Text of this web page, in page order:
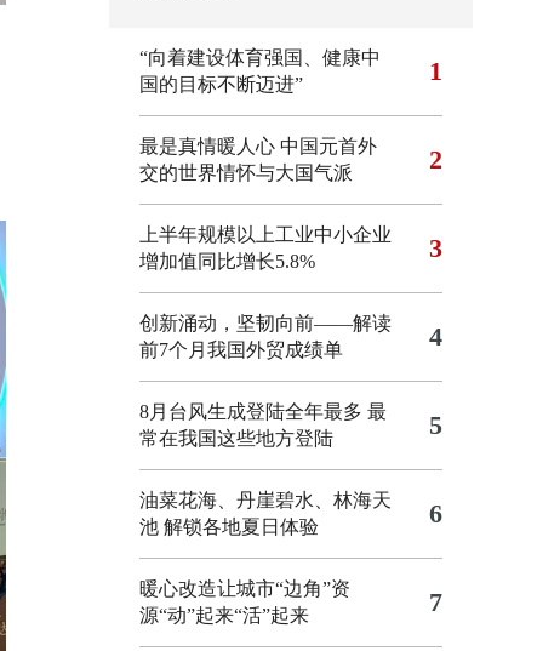
“向着建设体育强国、健康中
国的目标不断迈进”
1
最是真情暖人心 中国元首外
交的世界情怀与大国气派
2
上半年规模以上工业中小企业
增加值同比增长5.8%
3
创新涌动，坚韧向前——解读
前7个月我国外贸成绩单
4
8月台风生成登陆全年最多 最
常在我国这些地方登陆
5
油菜花海、丹崖碧水、林海天
池 解锁各地夏日体验
6
暖心改造让城市“边角”资
源“动”起来“活”起来
7